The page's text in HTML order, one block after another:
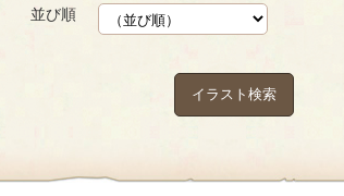
並び順
イラスト検索